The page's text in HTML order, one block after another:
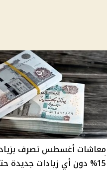
معاشات أغسطس تصرف
15% دون أي زيادات جديدة حتى الآن